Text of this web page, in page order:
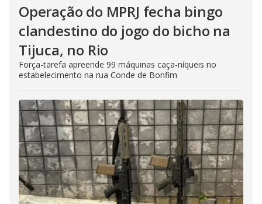
Operação do MPRJ fecha bingo
clandestino do jogo do bicho na
Tijuca, no Rio
Força-tarefa apreende 99 máquinas caça-níqueis no
estabelecimento na rua Conde de Bonfim